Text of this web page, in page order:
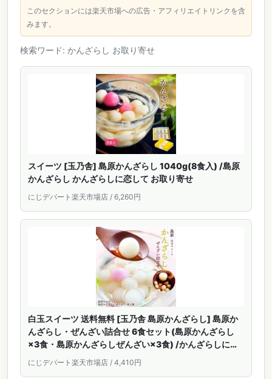
このセクションには楽天市場への広告・アフィリエイトリンクを含
みます。
検索ワード: かんざらし お取り寄せ
スイーツ [玉乃舎] 島原かんざらし 1040g(8食入) /島原
かんざらし かんざらしに恋して お取り寄せ
にじデパート楽天市場店 / 6,260円
白玉スイーツ 送料無料 [玉乃舎 島原かんざらし] 島原か
んざらし・ぜんざい詰合せ 6食セット(島原かんざらし
×3食・島原かんざらしぜんざい×3食) /かんざらしに恋
して おしるこ スイーツ 和菓子 長崎県 お取り寄せスイー
ツ 産直
にじデパート楽天市場店 / 4,410円